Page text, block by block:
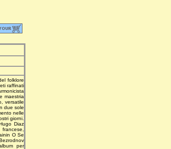
folklore
raffinati
maestria
versatile
due sole
nelle
giorni.
Diaz
O Se
per